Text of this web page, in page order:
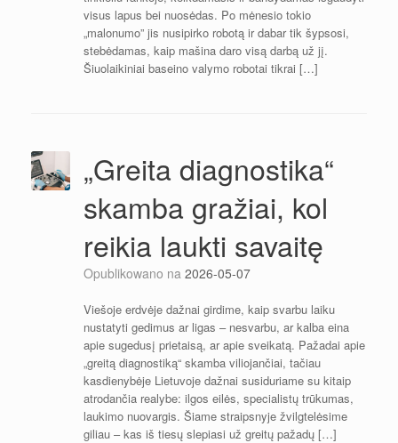
visus lapus bei nuosėdas. Po mėnesio tokio
„malonumo” jis nusipirko robotą ir dabar tik šypsosi,
stebėdamas, kaip mašina daro visą darbą už jį.
Šiuolaikiniai baseino valymo robotai tikrai […]
„Greita diagnostika“
skamba gražiai, kol
reikia laukti savaitę
Opublikowano na 2026-05-07
Viešoje erdvėje dažnai girdime, kaip svarbu laiku
nustatyti gedimus ar ligas – nesvarbu, ar kalba eina
apie sugedusį prietaisą, ar apie sveikatą. Pažadai apie
„greitą diagnostiką“ skamba viliojančiai, tačiau
kasdienybėje Lietuvoje dažnai susiduriame su kitaip
atrodančia realybe: ilgos eilės, specialistų trūkumas,
laukimo nuovargis. Šiame straipsnyje žvilgtelėsime
giliau – kas iš tiesų slepiasi už greitų pažadų […]